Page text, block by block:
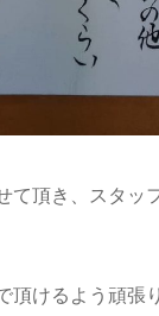
て頂き、スタッ
頂けるよう頑張